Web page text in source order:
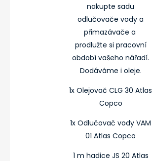
nakupte sadu
odlučovače vody a
přimazávače a
prodlužte si pracovní
období vašeho nářadí.
Dodáváme i oleje.
1x Olejovač CLG 30 Atlas
Copco
1x Odlučovač vody VAM
01 Atlas Copco
1 m hadice JS 20 Atlas